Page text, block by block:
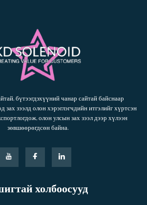
бүтээгдэхүүний чанар сайтай байснаар
зах зээлд олон хэрэглэгчдийн итгэлийг хүртсэн
олон улсын зах зээл дээр хүлээн
зөвшөөрөгдсөн байна.
холбоосууд